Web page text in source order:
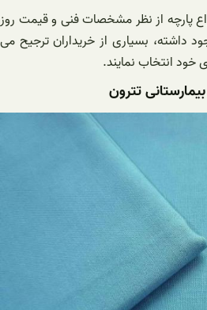
پارچه از نظر مشخصات فنی و قیمت روز
داشته، بسیاری از خریداران ترجیح می
خود انتخاب نمایند.
تترون